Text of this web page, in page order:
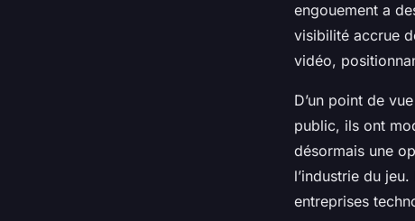
engouement a
visibilité accrue
vidéo,
D’un point de vue
public, ils ont
désormais une
l’industrie du jeu.
entreprises